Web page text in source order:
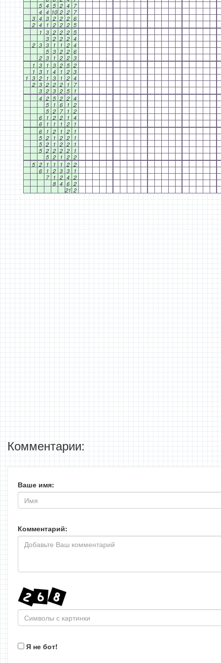
5 4 5 2 4 7
4 4 10 2 2 7
3 4 3 2 2 2 6
2 4 1 2 2 2 5
1 3 2 2 2 5
3 2 2 2 4
2 3 3 1 1 2 4
5 3 2 2 6
2 3 1 2 2 3
1 3 1 3 2 5 2
1 3 1 4 1 2 3
1 3 2 1 3 1 2 4
2 3 2 2 2 1
7
3 2 3 2 5
1
4 2 5 2 2 4
5
1 6 1 2
5 2 7 1 2
6
1 2 2 1 4
6
1 1 1 2
1
6
1 2 1 2
1
5 2 1 2 2
1
5 2 1 2 2
1
5 2 2 2 2
1
5 2 1 2 2
5 2 1 1 1 2 2
6
1 2 3 3
1
7
1 2 4 2
8 4 6 2
21 2
Комментарии:
Ваше имя:
Комментарий:
Я не бот!